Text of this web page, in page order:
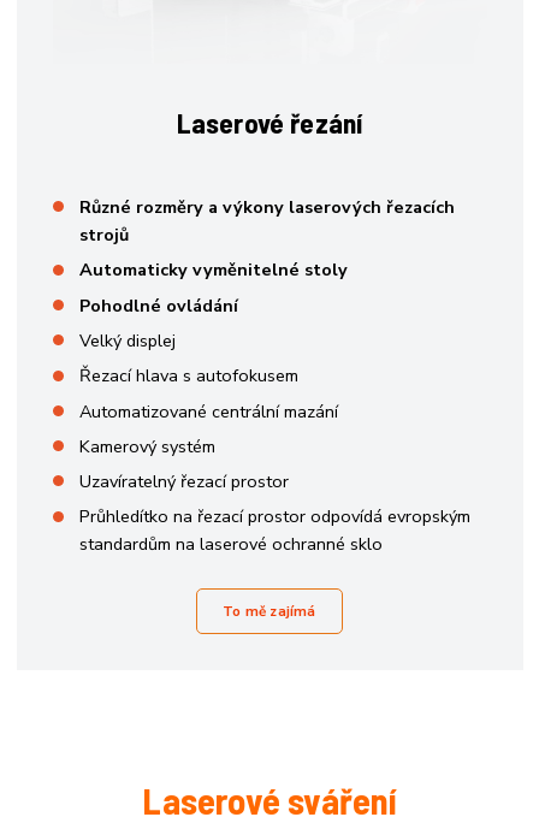
Laserové řezání
Různé rozměry a výkony laserových řezacích
strojů
Automaticky vyměnitelné stoly
Pohodlné ovládání
Velký displej
Řezací hlava s autofokusem
Automatizované centrální mazání
Kamerový systém
Uzavíratelný řezací prostor
Průhledítko na řezací prostor odpovídá evropským
standardům na laserové ochranné sklo
To mě zajímá
Laserové sváření